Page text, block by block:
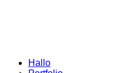
Hallo